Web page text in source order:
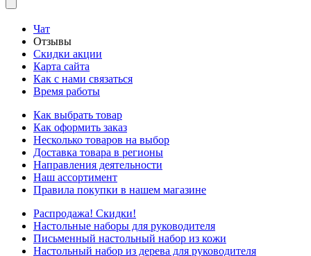
Чат
Отзывы
Скидки акции
Карта сайта
Как с нами связаться
Время работы
Как выбрать товар
Как оформить заказ
Несколько товаров на выбор
Доставка товара в регионы
Направления деятельности
Наш ассортимент
Правила покупки в нашем магазине
Распродажа! Скидки!
Настольные наборы для руководителя
Письменный настольный набор из кожи
Настольный набор из дерева для руководителя